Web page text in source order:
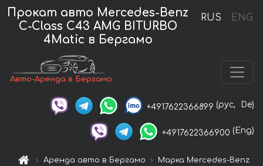
RUS ENG
Прокат авто Mercedes-Benz
C-Class C43 AMG BITURBO
4Matic в Бергамо
Авто-Аренда в Бергамо
+4917622366899 (рус, De)
+4917622366900 (Eng)
Аренда авто в Бергамо
Марка Mercedes-Benz